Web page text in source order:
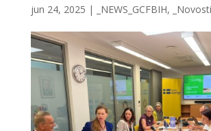
jun 24, 2025 | _NEWS_GCFBIH, _Novosti